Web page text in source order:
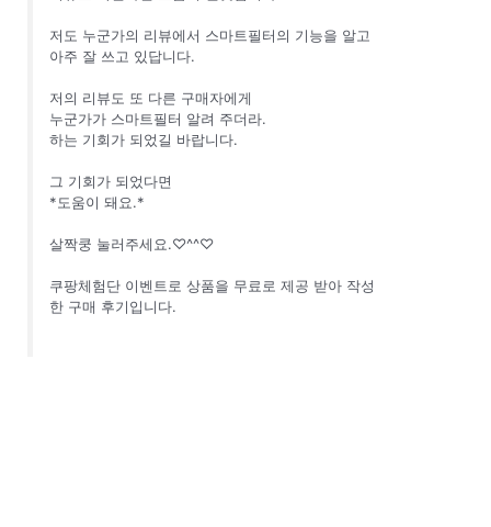
저도 누군가의 리뷰에서 스마트필터의 기능을 알고
아주 잘 쓰고 있답니다.
저의 리뷰도 또 다른 구매자에게
누군가가 스마트필터 알려 주더라.
하는 기회가 되었길 바랍니다.
그 기회가 되었다면
*도움이 돼요.*
살짝쿵 눌러주세요.♡^^♡
쿠팡체험단 이벤트로 상품을 무료로 제공 받아 작성
한 구매 후기입니다.